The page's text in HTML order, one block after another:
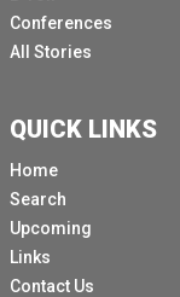
Je vais
[Autre langue
En effet, je vais
général aux
secours
à Berlin cette
en tant que
responsables
Conferences
All Stories
QUICK LINKS
Home
Search
Upcoming
Links
Contact Us